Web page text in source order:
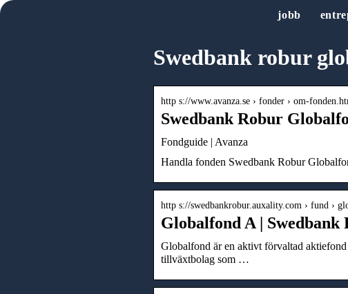
jobb
Swedbank robur
http s://www.avanza.se › fonder › om-
Swedbank Robur
Fondguide | Avanza
Handla fonden Swedbank Robur
http s://swedbankrobur.auxality.com › fund ›
Globalfond A |
Globalfond är en aktivt förvaltad
tillväxtbolag som …